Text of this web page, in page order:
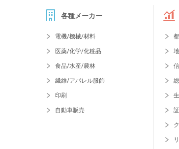
各種メーカー
電機/機械/材料
医薬/化学/化粧品
食品/水産/農林
繊維/アパレル服飾
印刷
自動車販売